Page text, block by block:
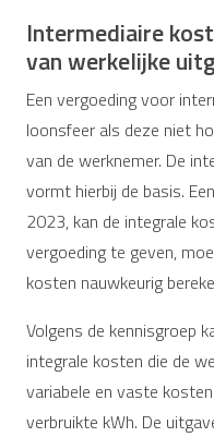
Intermediaire
van werkelijke
Een vergoeding voor
loonsfeer als deze niet
van de werknemer. De
vormt hierbij de basis.
2023, kan de integrale
vergoeding te geven,
kosten nauwkeurig
Volgens de kennisgroep
integrale kosten die de
variabele en vaste
verbruikte kWh. De